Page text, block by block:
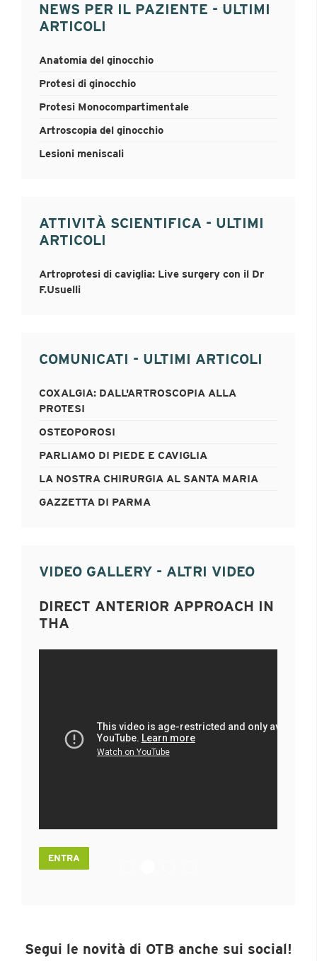
NEWS PER IL PAZIENTE - ULTIMI
ARTICOLI
Anatomia del ginocchio
Protesi di ginocchio
Protesi Monocompartimentale
Artroscopia del ginocchio
Lesioni meniscali
ATTIVITÀ SCIENTIFICA - ULTIMI
ARTICOLI
Artroprotesi di caviglia: Live surgery con il Dr
F.Usuelli
COMUNICATI - ULTIMI ARTICOLI
COXALGIA: DALL'ARTROSCOPIA ALLA
PROTESI
OSTEOPOROSI
PARLIAMO DI PIEDE E CAVIGLIA
LA NOSTRA CHIRURGIA AL SANTA MARIA
GAZZETTA DI PARMA
VIDEO GALLERY - ALTRI VIDEO
DIRECT ANTERIOR APPROACH IN
THA
ENTRA
Segui le novità di OTB anche sui social!